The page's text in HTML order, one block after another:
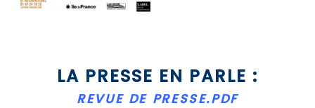
LA PRESSE EN PARLE :
REVUE DE PRESSE.PDF